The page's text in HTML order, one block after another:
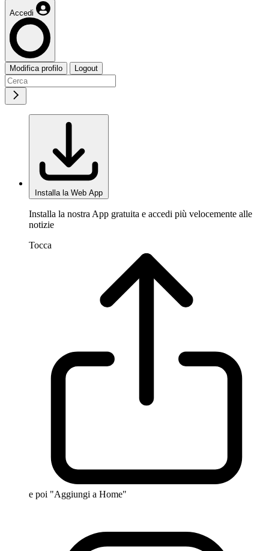
Accedi
Modifica profilo Logout
Installa la Web App
Installa la nostra App gratuita e accedi più velocemente alle
notizie
Tocca
e poi "Aggiungi a Home"